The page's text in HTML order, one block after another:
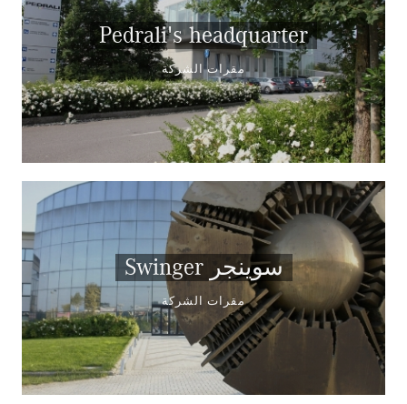
Pedrali's headquarter
مقرات الشركة
Swinger سوينجر
مقرات الشركة